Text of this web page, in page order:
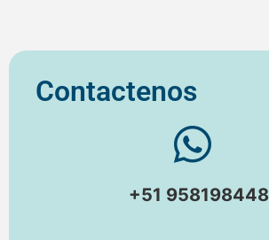
Contactenos
+51 958198448